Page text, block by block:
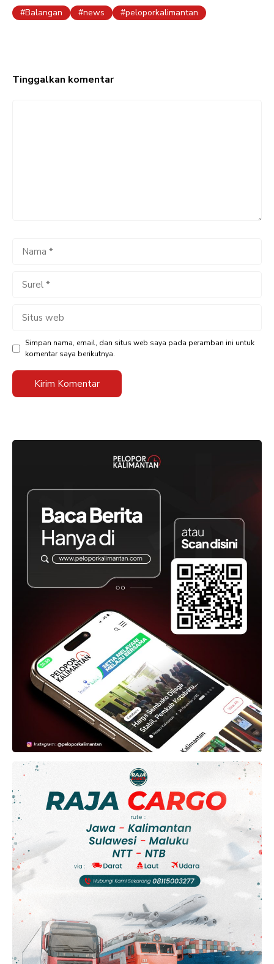
Balangan news peloporkalimantan
Tinggalkan komentar
Nama
Surel
Situs
Simpan nama, email, dan situs web saya pada peramban ini untuk
komentar saya berikutnya.